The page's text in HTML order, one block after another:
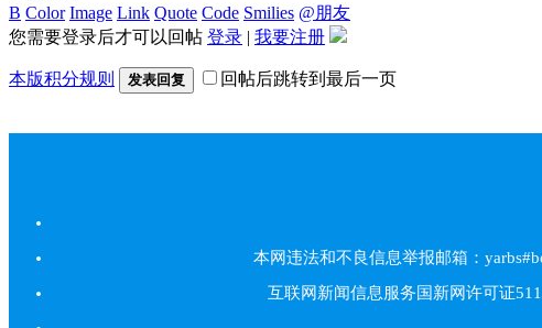
B Color Image Link Quote Code Smilies @朋友
您需要登录后才可以回帖 登录 | 我要注册
本版积分规则 发表回复 回帖后跳转到最后一页
本网违法和不良信息举报邮箱：
互联网新闻信息服务国新网许可证